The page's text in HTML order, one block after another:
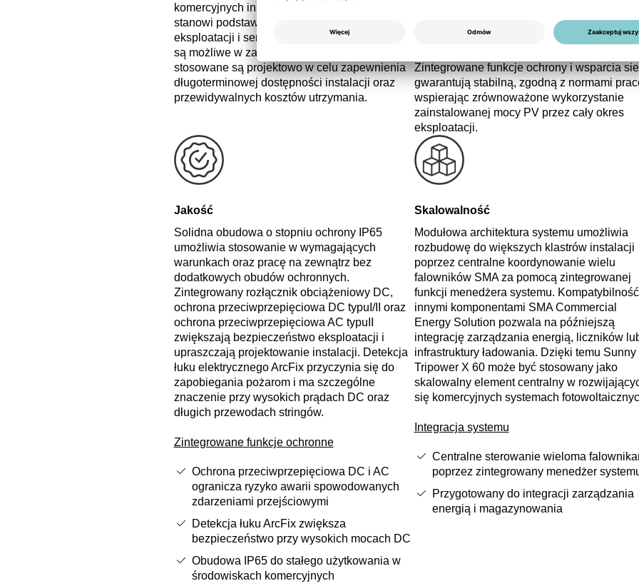
komercyjnych instalacji fotowoltaicznych i
stanowi podstawę do planowania koncepcji
eksploatacji i serwisu. Rozszerzenia gwarancji
są możliwe w zależności od producenta i
stosowane są projektowo w celu zapewnienia
długoterminowej dostępności instalacji oraz
przewidywalnych kosztów utrzymania.
do efektywnego przetwarzania wysokich
napięć i prądów DC przyczynia się do
Zintegrowane funkcje ochrony i wsparcia
gwarantują stabilną, zgodną z normami
wspierając zrównoważone wykorzystanie
zainstalowanej mocy PV przez cały okres
eksploatacji.
Jakość
Solidna obudowa o stopniu ochrony IP65
umożliwia stosowanie w wymagających
warunkach oraz pracę na zewnątrz bez
dodatkowych obudów ochronnych.
Zintegrowany rozłącznik obciążeniowy DC,
ochrona przeciwprzepięciowa DC typuI/II oraz
ochrona przeciwprzepięciowa AC typuII
zwiększają bezpieczeństwo eksploatacji i
upraszczają projektowanie instalacji. Detekcja
łuku elektrycznego ArcFix przyczynia się do
zapobiegania pożarom i ma szczególne
znaczenie przy wysokich prądach DC oraz
długich przewodach stringów.
Zintegrowane funkcje ochronne
Ochrona przeciwprzepięciowa DC i AC
ogranicza ryzyko awarii spowodowanych
zdarzeniami przejściowymi
Detekcja łuku ArcFix zwiększa
bezpieczeństwo przy wysokich mocach DC
Obudowa IP65 do stałego użytkowania w
środowiskach komercyjnych
Skalowalność
Modułowa architektura systemu umożliwia
rozbudowę do większych klastrów instalacji
poprzez centralne koordynowanie wielu
falowników SMA za pomocą zintegrowanej
funkcji menedżera systemu.
innymi komponentami SMA Commercial
Energy Solution pozwala na późniejszą
integrację zarządzania energią, liczników
infrastruktury ładowania. Dzięki temu Sunny
Tripower X 60 może być stosowany jako
skalowalny element centralny w
się komercyjnych systemach
Integracja systemu
Centralne sterowanie wieloma
poprzez zintegrowany menedżer
Przygotowany do integracji zarządzania
energią i magazynowania